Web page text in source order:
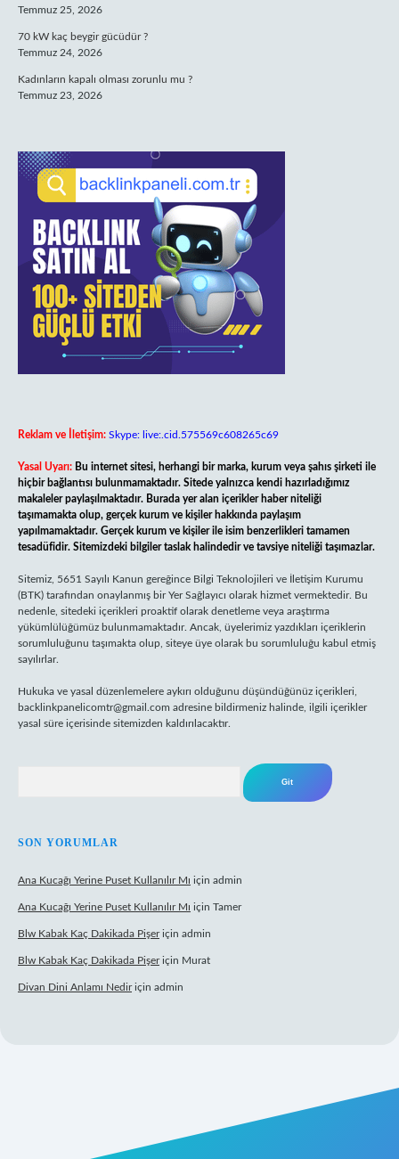
Temmuz 25, 2026
70 kW kaç beygir gücüdür ?
Temmuz 24, 2026
Kadınların kapalı olması zorunlu mu ?
Temmuz 23, 2026
Reklam ve İletişim: Skype: live:.cid.575569c608265c69
Yasal Uyarı: Bu internet sitesi, herhangi bir marka, kurum veya şahıs şirketi ile
hiçbir bağlantısı bulunmamaktadır. Sitede yalnızca kendi hazırladığımız
makaleler paylaşılmaktadır. Burada yer alan içerikler haber niteliği
taşımamakta olup, gerçek kurum ve kişiler hakkında paylaşım
yapılmamaktadır. Gerçek kurum ve kişiler ile isim benzerlikleri tamamen
tesadüfidir. Sitemizdeki bilgiler taslak halindedir ve tavsiye niteliği taşımazlar.
Sitemiz, 5651 Sayılı Kanun gereğince Bilgi Teknolojileri ve İletişim Kurumu
(BTK) tarafından onaylanmış bir Yer Sağlayıcı olarak hizmet vermektedir. Bu
nedenle, sitedeki içerikleri proaktif olarak denetleme veya araştırma
yükümlülüğümüz bulunmamaktadır. Ancak, üyelerimiz yazdıkları içeriklerin
sorumluluğunu taşımakta olup, siteye üye olarak bu sorumluluğu kabul etmiş
sayılırlar.
Hukuka ve yasal düzenlemelere aykırı olduğunu düşündüğünüz içerikleri,
backlinkpanelicomtr@gmail.com adresine bildirmeniz halinde, ilgili içerikler
yasal süre içerisinde sitemizden kaldırılacaktır.
SON YORUMLAR
Ana Kucağı Yerine Puset Kullanılır Mı için admin
Ana Kucağı Yerine Puset Kullanılır Mı için Tamer
Blw Kabak Kaç Dakikada Pişeriçin admin
Blw Kabak Kaç Dakikada Pişeriçin Murat
Divan Dini Anlamı Nediriçin admin